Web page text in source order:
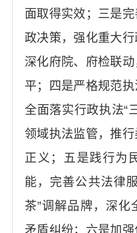
面取得实效；三是
政决策，强化重大行
深化府院、府检联
平；四是严格规范执
全面落实行政执法“
领域执法监管，推
正义；五是践行为
能，完善公共法律
茶”调解品牌，深化
矛盾纠纷；六是加